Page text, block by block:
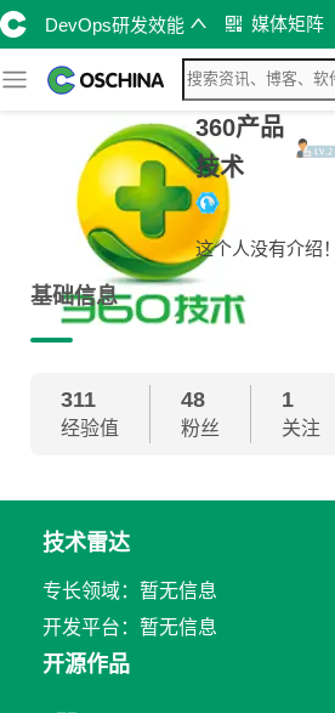
DevOps研发效能 媒体矩阵
360产品
技术
这个人没有介绍！
基础信息
311
经验值
48
粉丝
1
关注
技术雷达
专长领域：暂无信息
开发平台：暂无信息
开源作品